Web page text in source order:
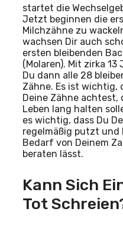
startet die
Jetzt beginnen die
Milchzähne zu
wachsen Dir auch
ersten bleibenden
(Molaren). Mit zirka 13
Du dann alle 28
Zähne. Es ist wichtig,
Deine Zähne achtest,
Leben lang halten
es wichtig, dass Du
regelmäßig putzt und
Bedarf von Deinem
beraten lässt.
Kann Sich
Tot